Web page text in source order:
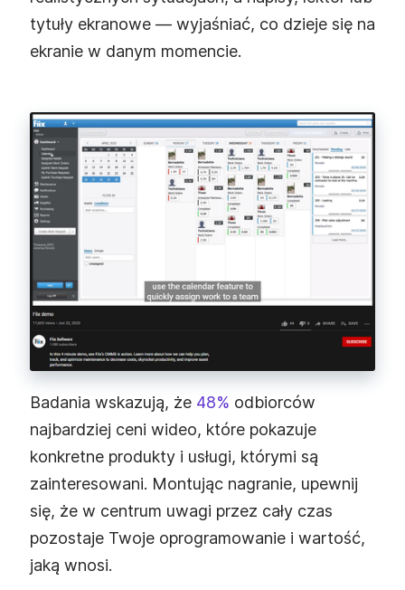
tytuły ekranowe — wyjaśniać, co dzieje się na
ekranie w danym momencie.
Badania wskazują, że 48% odbiorców
najbardziej ceni wideo, które pokazuje
konkretne produkty i usługi, którymi są
zainteresowani. Montując nagranie, upewnij
się, że w centrum uwagi przez cały czas
pozostaje Twoje oprogramowanie i wartość,
jaką wnosi.